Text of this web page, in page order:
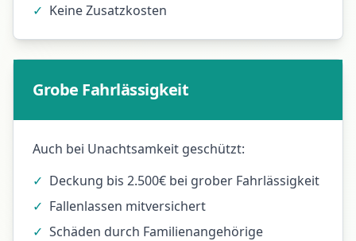
✓ Keine Zusatzkosten
Grobe Fahrlässigkeit
Auch bei Unachtsamkeit geschützt:
✓ Deckung bis 2.500€ bei grober Fahrlässigkeit
✓ Fallenlassen mitversichert
✓ Schäden durch Familienangehörige